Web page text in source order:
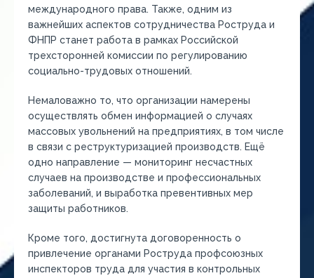
международного права. Также, одним из
важнейших аспектов сотрудничества Роструда и
ФНПР станет работа в рамках Российской
трехсторонней комиссии по регулированию
социально-трудовых отношений.
Немаловажно то, что организации намерены
осуществлять обмен информацией о случаях
массовых увольнений на предприятиях, в том числе
в связи с реструктуризацией производств. Ещё
одно направление — мониторинг несчастных
случаев на производстве и профессиональных
заболеваний, и выработка превентивных мер
защиты работников.
Кроме того, достигнута договоренность о
привлечение органами Роструда профсоюзных
инспекторов труда для участия в контрольных